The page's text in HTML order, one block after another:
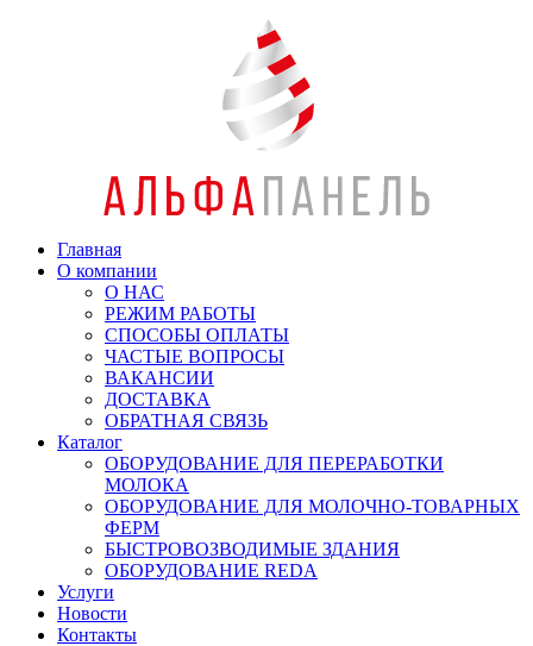
Главная
О компании
О НАС
РЕЖИМ РАБОТЫ
СПОСОБЫ ОПЛАТЫ
ЧАСТЫЕ ВОПРОСЫ
ВАКАНСИИ
ДОСТАВКА
ОБРАТНАЯ СВЯЗЬ
Каталог
ОБОРУДОВАНИЕ ДЛЯ ПЕРЕРАБОТКИ
МОЛОКА
ОБОРУДОВАНИЕ ДЛЯ МОЛОЧНО-ТОВАРНЫХ
ФЕРМ
БЫСТРОВОЗВОДИМЫЕ ЗДАНИЯ
ОБОРУДОВАНИЕ REDA
Услуги
Новости
Контакты